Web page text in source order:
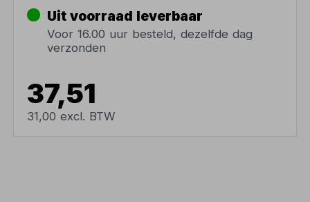
Uit voorraad leverbaar
Voor 16.00 uur besteld, dezelfde dag
verzonden
37,51
31,00 excl. BTW